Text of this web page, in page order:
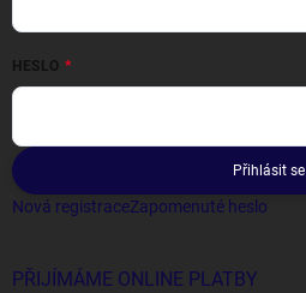
HESLO
Přihlásit se
Nová registraceZapomenuté heslo
PŘIJÍMÁME ONLINE PLATBY